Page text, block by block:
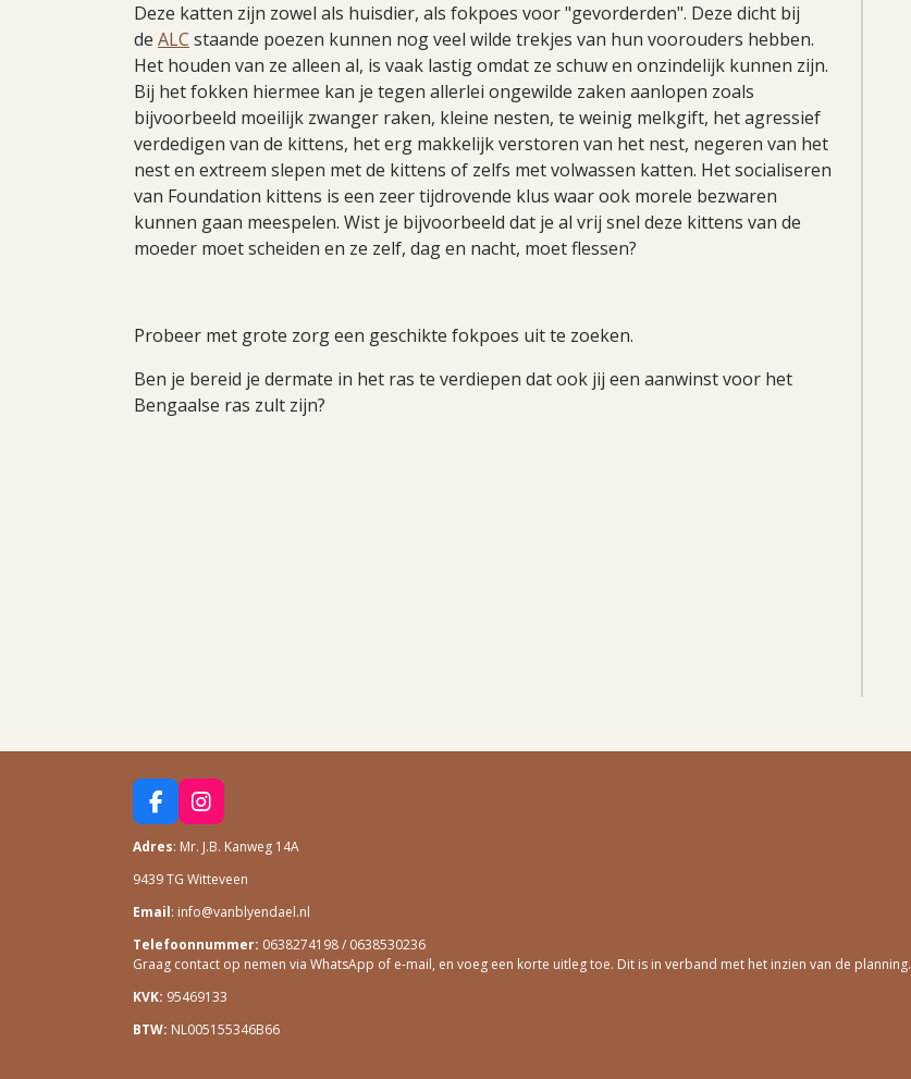
Deze katten zijn zowel als huisdier, als fokpoes voor "gevorderden". Deze dicht bij
de ALC staande poezen kunnen nog veel wilde trekjes van hun voorouders hebben.
Het houden van ze alleen al, is vaak lastig omdat ze schuw en onzindelijk kunnen zijn.
Bij het fokken hiermee kan je tegen allerlei ongewilde zaken aanlopen zoals
bijvoorbeeld moeilijk zwanger raken, kleine nesten, te weinig melkgift, het agressief
verdedigen van de kittens, het erg makkelijk verstoren van het nest, negeren van het
nest en extreem slepen met de kittens of zelfs met volwassen katten. Het socialiseren
van Foundation kittens is een zeer tijdrovende klus waar ook morele bezwaren
kunnen gaan meespelen. Wist je bijvoorbeeld dat je al vrij snel deze kittens van de
moeder moet scheiden en ze zelf, dag en nacht, moet flessen?
Probeer met grote zorg een geschikte fokpoes uit te zoeken.
Ben je bereid je dermate in het ras te verdiepen dat ook jij een aanwinst voor het
Bengaalse ras zult zijn?
F
A
C
E
B
O
O
K
I
N
S
T
A
G
A
M
Adres: Mr. J.B. Kanweg 14A
9439 TG Witteveen
Email: info@vanblyendael.nl
Telefoonnummer: 0638274198 / 0638530236
Graag contact op nemen via WhatsApp of e-mail, en voeg een korte uitleg toe. Dit is in verband met het inzien van de planning.
KVK: 95469133
BTW: NL005155346B66